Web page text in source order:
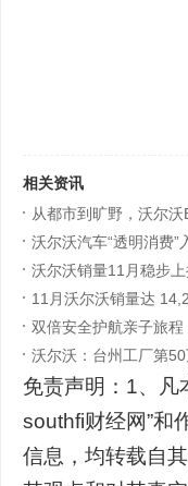
相关资讯
从都市到旷野，沃尔沃
沃尔沃汽车“透明消费”
沃尔沃销量11月稳步
01-07)
11月沃尔沃销量达
12-30)
双倍安全护航亲子旅
沃尔沃：台州工厂第
13)
免责声明：1、凡
southfi财经网”和
信息，均转载自